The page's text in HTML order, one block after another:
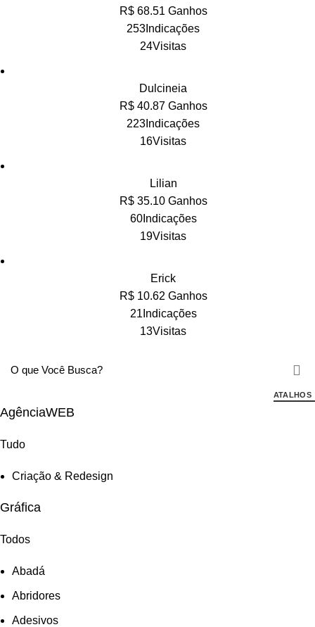
R$ 68.51 Ganhos
253Indicações
24Visitas
Dulcineia
R$ 40.87 Ganhos
223Indicações
16Visitas
Lilian
R$ 35.10 Ganhos
60Indicações
19Visitas
Erick
R$ 10.62 Ganhos
21Indicações
13Visitas
ATALHOS
AgênciaWEB
Tudo
Criação & Redesign
Gráfica
Todos
Abadá
Abridores
Adesivos